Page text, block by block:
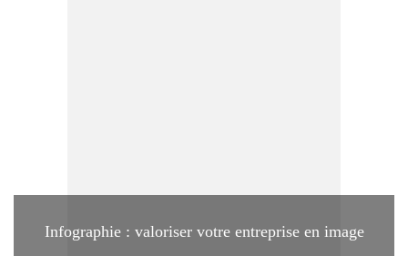
Infographie : valoriser votre entreprise en image